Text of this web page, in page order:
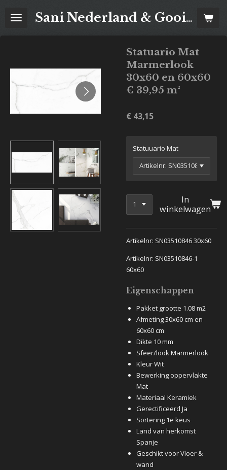
direct
Sani Nederland & Goois Tegelhuis
Statuario Mat
Marmerlook
30x60 en 60x60
€ 39,95 m²
€ 43,15
Statuuario Mat
In
winkelwagen
Artikelnr: SN03510846 30x60
Artikelnr: SN03510846-1
60x60
Eigenschappen
Pakket grootte 1.08 m2
Afmeting 30x60 cm en
60x60 cm
Dikte 10 mm
Sfeer/look Marmerlook
Kleur Wit
Bewerking oppervlakte
Mat
Materiaal Keramiek
Gerectificeerd Ja
Sortering 1e keus
Land van herkomst
Spanje
Geschikt voor Vloer &
wand